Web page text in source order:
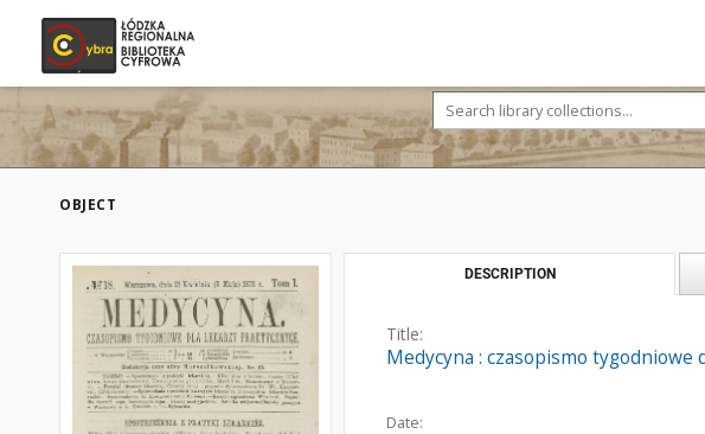
OBJECT
DESCRIPTION
Title:
Medycyna : czasopismo
Date: